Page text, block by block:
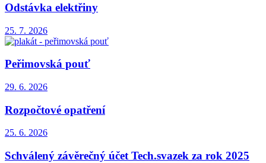
Odstávka elektřiny
25. 7. 2026
Peřimovská pouť
29. 6. 2026
Rozpočtové opatření
25. 6. 2026
Schválený závěrečný účet Tech.svazek za rok 2025